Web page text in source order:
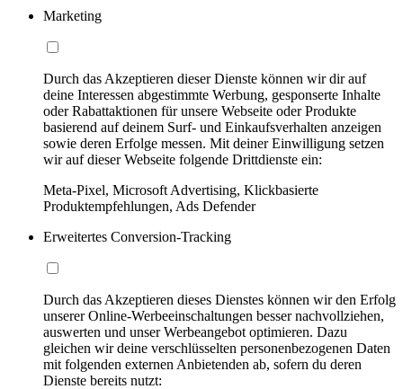
Marketing
Durch das Akzeptieren dieser Dienste können wir dir auf
deine Interessen abgestimmte Werbung, gesponserte Inhalte
oder Rabattaktionen für unsere Webseite oder Produkte
basierend auf deinem Surf- und Einkaufsverhalten anzeigen
sowie deren Erfolge messen. Mit deiner Einwilligung setzen
wir auf dieser Webseite folgende Drittdienste ein:
Meta-Pixel, Microsoft Advertising, Klickbasierte
Produktempfehlungen, Ads Defender
Erweitertes Conversion-Tracking
Durch das Akzeptieren dieses Dienstes können wir den Erfolg
unserer Online-Werbeeinschaltungen besser nachvollziehen,
auswerten und unser Werbeangebot optimieren. Dazu
gleichen wir deine verschlüsselten personenbezogenen Daten
mit folgenden externen Anbietenden ab, sofern du deren
Dienste bereits nutzt: